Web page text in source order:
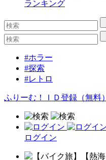
ランキング
#ホラー
#探索
#レトロ
ふりーむ！ＩＤ登録（無料）
ログイン